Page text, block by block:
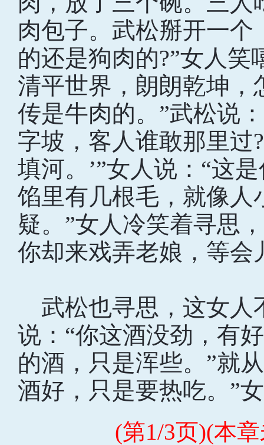
肉包子。武松掰开一个
的还是狗肉的?”女人
清平世界，朗朗乾坤，
传是牛肉的。”武松说
字坡，客人谁敢那里过
填河。’”女人说：“这
馅里有几根毛，就像人
疑。”女人冷笑着寻思
你却来戏弄老娘，等
武松也寻思，这女人
说：“你这酒没劲，有
的酒，只是浑些。”就
酒好，只是要热吃。”女
(第1/3页)(本